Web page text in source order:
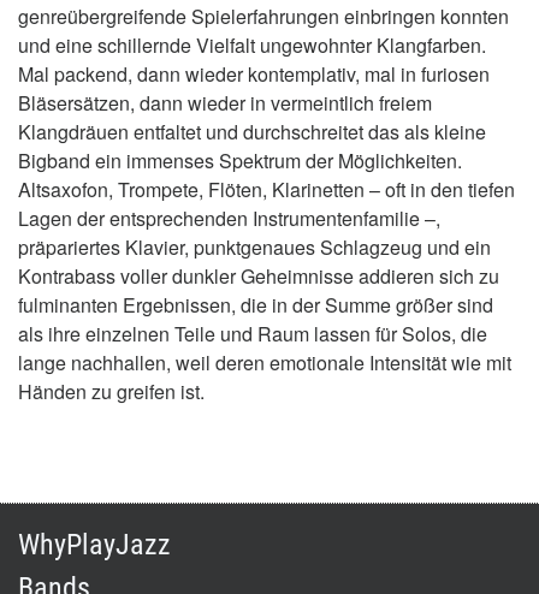
genreübergreifende Spielerfahrungen einbringen konnten
und eine schillernde Vielfalt ungewohnter Klangfarben.
Mal packend, dann wieder kontemplativ, mal in furiosen
Bläsersätzen, dann wieder in vermeintlich freiem
Klangdräuen entfaltet und durchschreitet das als kleine
Bigband ein immenses Spektrum der Möglichkeiten.
Altsaxofon, Trompete, Flöten, Klarinetten – oft in den tiefen
Lagen der entsprechenden Instrumentenfamilie –,
präpariertes Klavier, punktgenaues Schlagzeug und ein
Kontrabass voller dunkler Geheimnisse addieren sich zu
fulminanten Ergebnissen, die in der Summe größer sind
als ihre einzelnen Teile und Raum lassen für Solos, die
lange nachhallen, weil deren emotionale Intensität wie mit
Händen zu greifen ist.
WhyPlayJazz